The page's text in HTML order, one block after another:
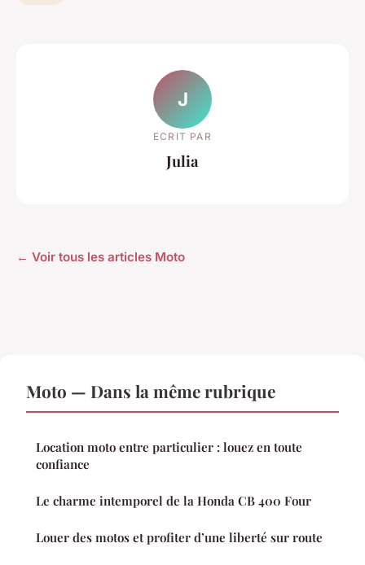
J
ECRIT PAR
Julia
← Voir tous les articles Moto
Moto — Dans la même rubrique
Location moto entre particulier : louez en toute
confiance
Le charme intemporel de la Honda CB 400 Four
Louer des motos et profiter d’une liberté sur route